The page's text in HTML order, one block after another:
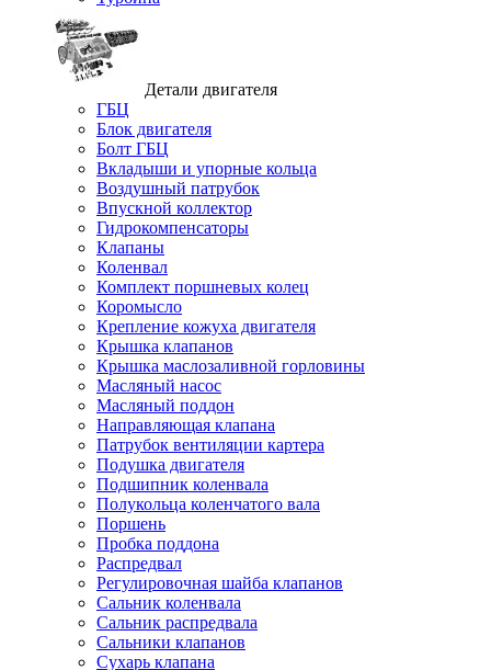
Детали двигателя
ГБЦ
Блок двигателя
Болт ГБЦ
Вкладыши и упорные кольца
Воздушный патрубок
Впускной коллектор
Гидрокомпенсаторы
Клапаны
Коленвал
Комплект поршневых колец
Коромысло
Крепление кожуха двигателя
Крышка клапанов
Крышка маслозаливной горловины
Масляный насос
Масляный поддон
Направляющая клапана
Патрубок вентиляции картера
Подушка двигателя
Подшипник коленвала
Полукольца коленчатого вала
Поршень
Пробка поддона
Распредвал
Регулировочная шайба клапанов
Сальник коленвала
Сальник распредвала
Сальники клапанов
Сухарь клапана